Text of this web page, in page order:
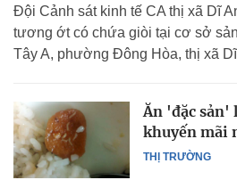
Đội Cảnh sát kinh tế CA thị xã Dĩ
tương ớt có chứa giòi tại cơ sở
Tây A, phường Đông Hòa, thị xã
THỊ TRƯỜNG
Ăn 'đặc sản'
khuyến mãi